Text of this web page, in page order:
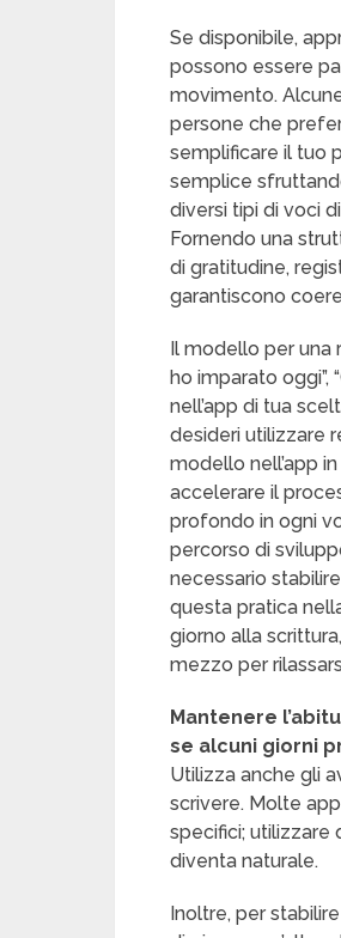
Se disponibile,
possono essere
movimento.
persone che
semplificare il tuo
semplice
diversi tipi di voci
Fornendo una
di gratitudine,
garantiscono
Il modello per una
ho imparato oggi”,
nell’app di tua
desideri utilizzare
modello nell’app
accelerare il
profondo in ogni
percorso di
necessario
questa pratica
giorno alla
mezzo per
Mantenere
se alcuni giorni
Utilizza anche gli
scrivere. Molte
specifici; utilizzare
diventa naturale.
Inoltre, per